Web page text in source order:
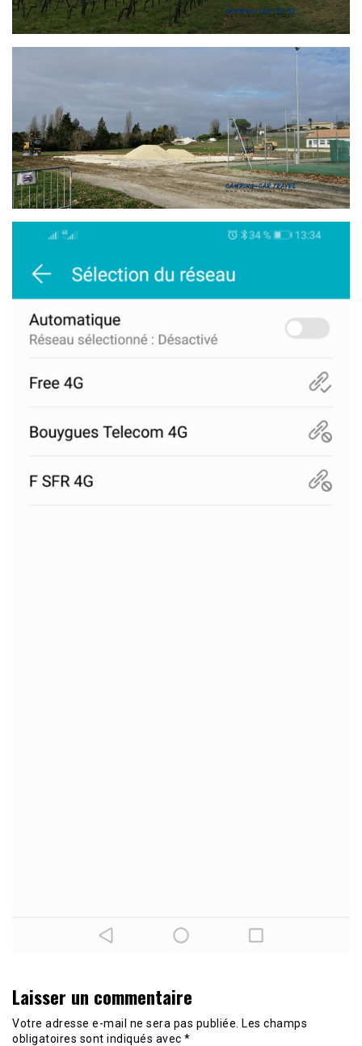
Laisser un commentaire
Votre adresse e-mail ne sera pas publiée.
Les champs
obligatoires sont indiqués avec *